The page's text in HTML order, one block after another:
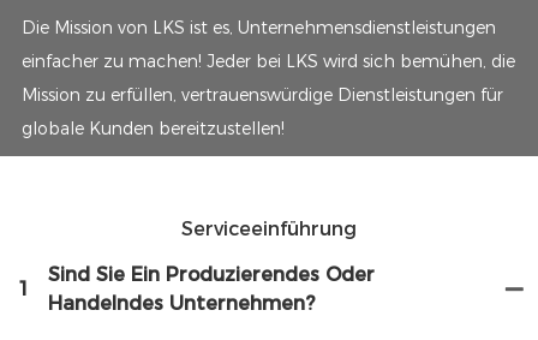
Die Mission von LKS ist es, Unternehmensdienstleistungen
einfacher zu machen! Jeder bei LKS wird sich bemühen, die
Mission zu erfüllen, vertrauenswürdige Dienstleistungen für
globale Kunden bereitzustellen!
Serviceeinführung
1
Sind Sie Ein Produzierendes Oder
Handelndes Unternehmen?